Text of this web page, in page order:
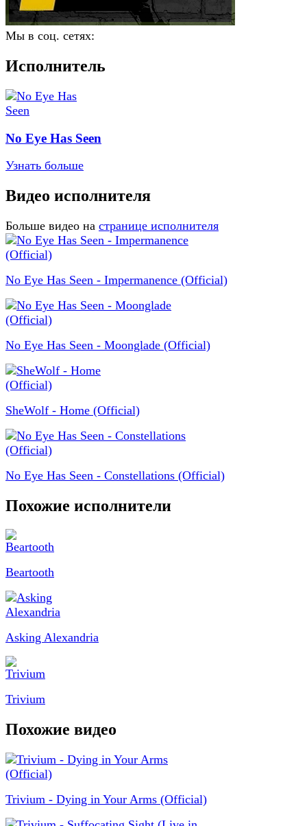
Мы в соц. сетях:
Исполнитель
No Eye Has Seen
Узнать больше
Видео исполнителя
Больше видео на странице исполнителя
No Eye Has Seen - Impermanence (Official)
No Eye Has Seen - Moonglade (Official)
SheWolf - Home (Official)
No Eye Has Seen - Constellations (Official)
Похожие исполнители
Beartooth
Asking Alexandria
Trivium
Похожие видео
Trivium - Dying in Your Arms (Official)